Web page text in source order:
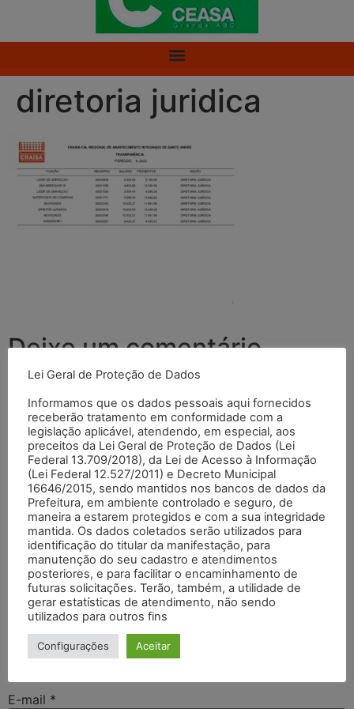
diretoria juridica
Deixe um comentário
O seu endereço de e-mail não será publicado.
obrigatórios são marcados com*
Comentário *
Nome*
E-mail *
Lei Geral de Proteção de Dados
Informamos que os dados pessoais aqui fornecidos
receberão tratamento em conformidade com a
legislação aplicável, atendendo, em especial, aos
preceitos da Lei Geral de Proteção de Dados (Lei
Federal 13.709/2018), da Lei de Acesso à Informação
(Lei Federal 12.527/2011) e Decreto Municipal
16646/2015, sendo mantidos nos bancos de dados da
Prefeitura, em ambiente controlado e seguro, de
maneira a estarem protegidos e com a sua integridade
mantida. Os dados coletados serão utilizados para
identificação do titular da manifestação, para
manutenção do seu cadastro e atendimentos
posteriores, e para facilitar o encaminhamento de
futuras solicitações. Terão, também, a utilidade de
gerar estatísticas de atendimento, não sendo
utilizados para outros fins
Configurações Aceitar